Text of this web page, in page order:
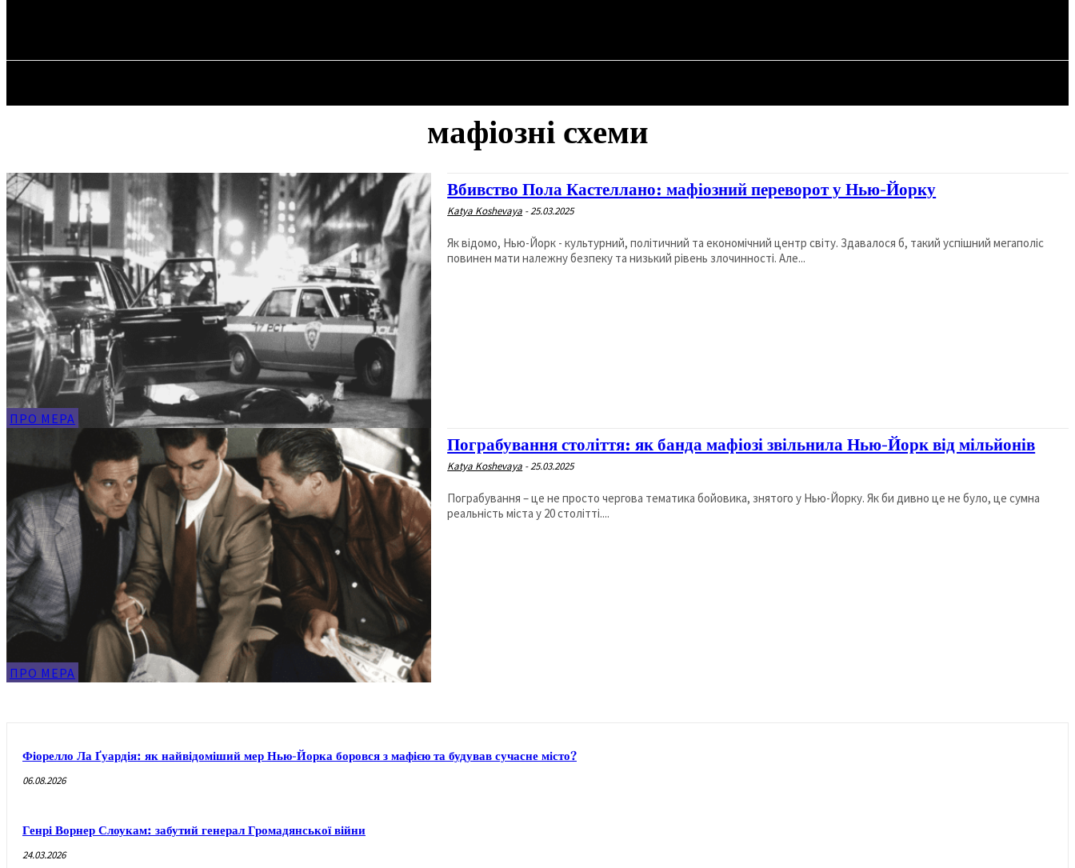
мафіозні схеми
ПРО МЕРА
Вбивство Пола Кастеллано: мафіозний переворот у Нью-Йорку
Katya Koshevaya -25.03.2025
Як відомо, Нью-Йорк - культурний, політичний та економічний центр світу. Здавалося б, такий успішний мегаполіс
повинен мати належну безпеку та низький рівень злочинності. Але...
ПРО МЕРА
Пограбування століття: як банда мафіозі звільнила Нью-Йорк від мільйонів
Katya Koshevaya -25.03.2025
Пограбування – це не просто чергова тематика бойовика, знятого у Нью-Йорку. Як би дивно це не було, це сумна
реальність міста у 20 столітті....
Фіорелло Ла Ґуардія: як найвідоміший мер Нью-Йорка боровся з мафією та будував сучасне місто?
06.08.2026
Генрі Ворнер Слоукам: забутий генерал Громадянської війни
24.03.2026